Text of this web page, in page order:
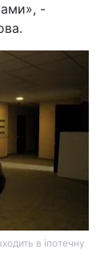
-
в іпотечну